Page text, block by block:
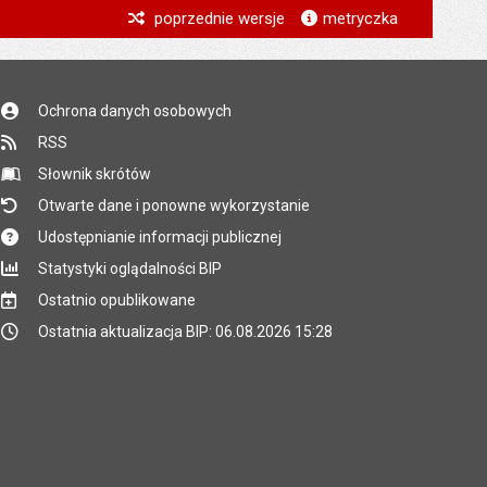
*
*
poprzednie wersje metryczka
Ochrona danych osobowych
RSS
Słownik skrótów
Otwarte dane i ponowne wykorzystanie
Udostępnianie informacji publicznej
Statystyki oglądalności BIP
Ostatnio opublikowane
Ostatnia aktualizacja BIP: 06.08.2026 15:28